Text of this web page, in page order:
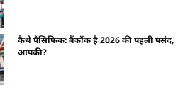
कैथे पैसिफिक: बैंकॉक है 2026 की पहली पसंद,
आपकी?